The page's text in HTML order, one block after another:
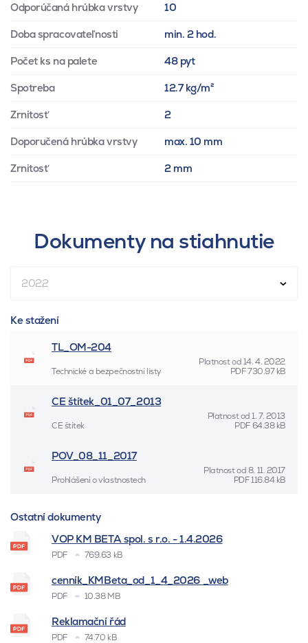
Odporúčaná hrúbka vrstvy 10
Doba spracovateľnosti min. 2 hod.
Počet ks na palete 48 pyt
Spotreba 12.7 kg/m²
Zrnitosť 2
Doporučená hrúbka vrstvy max. 10 mm
Zrnitosť 2 mm
Dokumenty na stiahnutie
2022
Ke stažení
TL_OM-204
Platnost od14. 4. 2022
Technické a bezpečnostní listy
PDF730.97 kB
CE štítek_01_07_2013
Platnost od1. 7. 2013
CE štítek
PDF 64.38 kB
POV_08_11_2017
Platnost od8. 11. 2017
Prohlášení o vlastnostech
PDF116.84 kB
Ostatní dokumenty
VOP KM BETA spol. s r.o. - 1.4.2026
PDF 769.63 kB
cenník_KMBeta_od_1_4_2026 _web
PDF 10.38 MB
Reklamační řád
PDF 74.70 kB